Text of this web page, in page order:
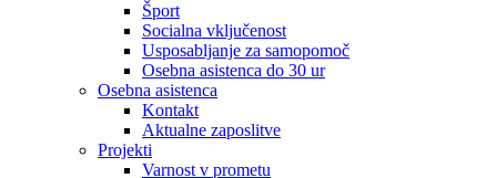
Šport
Socialna vključenost
Usposabljanje za samopomoč
Osebna asistenca do 30 ur
Osebna asistenca
Kontakt
Aktualne zaposlitve
Projekti
Varnost v prometu